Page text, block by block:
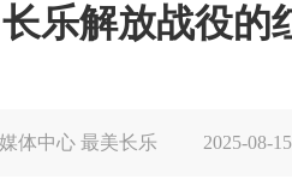
长乐解放战役
体中心 最美长乐 2025-08-